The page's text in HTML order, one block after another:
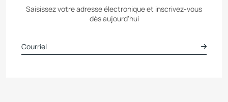
Saisissez votre adresse électronique et inscrivez-vous
dès aujourd'hui